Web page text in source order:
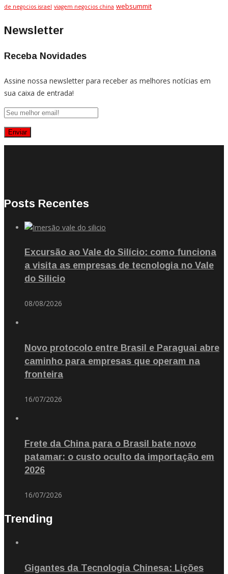
de negocios israel viagem negocios china websummit
Newsletter
Receba Novidades
Assine nossa newsletter para receber as melhores notícias em
sua caixa de entrada!
Posts Recentes
Excursão ao Vale do Silício: como funciona
a visita as empresas de tecnologia no Vale
do Silicio
08/08/2026
Novo protocolo entre Brasil e Paraguai abre
caminho para empresas que operam na
fronteira
16/07/2026
Frete da China para o Brasil bate novo
patamar: o custo oculto da importação em
2026
16/07/2026
Trending
Gigantes da Tecnologia Chinesa: Lições